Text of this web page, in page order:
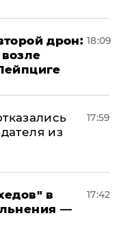
дрон: 18:09
из
17:59
в
—
17:42